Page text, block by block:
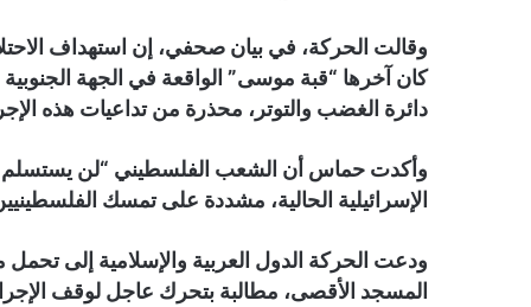
وقالت الحركة، في بيان صحفي، إن استهداف
كان آخرها “قبة موسى” الواقعة في الجهة
دائرة الغضب والتوتر، محذرة من تداعيات هذه
وأكدت حماس أن الشعب الفلسطيني “لن يستسلم
الإسرائيلية الحالية، مشددة على تمسك
ودعت الحركة الدول العربية والإسلامية إلى تحمل
المسجد الأقصى، مطالبة بتحرك عاجل لوقف